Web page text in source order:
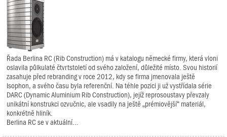
Řada Berlina RC (Rib Construction) má v katalogu německé firmy, která vloni
oslavila půlkulaté čtvrtstoletí od svého založení, důležité místo. Svou historií
zasahuje před rebranding v roce 2012, kdy se firma jmenovala ještě
Isophon, a svého času byla referenční. Na téhle pozici ji už vystřídala série
DARC (Dynamic Aluminium Rib Construction), jejíž reprosoustavy převzaly
unikátní konstrukci ozvučnic, ale vsadily na ještě „prémiovější“ materiál,
konkrétně hliník.
Berlina RC se v aktuální...